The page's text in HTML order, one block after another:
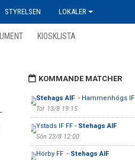
STYRELSEN LOKALER
KIOSKLISTA
KOMMANDE MATCHER
Stehags AIF - Hammenhögs IF
Tor 13/8 19:15
Ystads IF FF - Stehags AIF
Sön 23/8 12:00
Hörby FF - Stehags AIF